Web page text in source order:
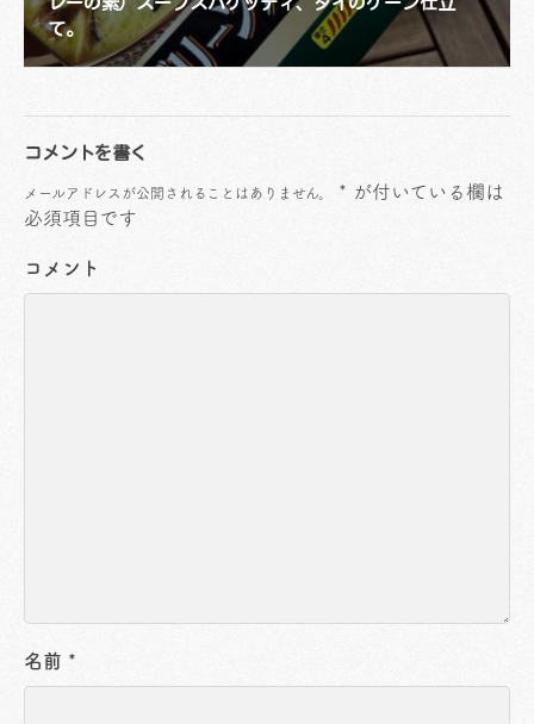
て。
コメントを書く
メールアドレスが公開されることはありません。 * が付いている欄は
必須項目です
コメント
名前 *